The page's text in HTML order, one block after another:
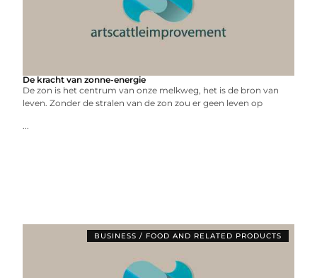
De kracht van zonne-energie
De zon is het centrum van onze melkweg, het is de bron van
leven. Zonder de stralen van de zon zou er geen leven op
...
BUSINESS / FOOD AND RELATED PRODUCTS